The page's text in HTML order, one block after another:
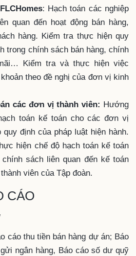
: Hạch toán các nghiệp
quan đến hoạt động bán hàng,
hàng. Kiểm tra thực hiện quy
trong chính sách bán hàng, chính
Kiểm tra và thực hiện việc
theo đề nghị của đơn vị kinh
các đơn vị thành viên: Hướng
toán kế toán cho các đơn vị
quy định của pháp luật hiện hành.
hiện chế độ hạch toán kế toán
sách liên quan đến kế toán
viên của Tập đoàn.
CÁO
cáo thu tiền bán hàng dự án; Báo
ngân hàng, Báo cáo số dư quỹ